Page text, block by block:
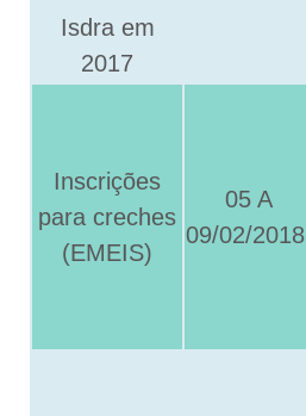
Isdra em
2017
Inscrições
para creches
(EMEIS)
05 A
09/02/2018